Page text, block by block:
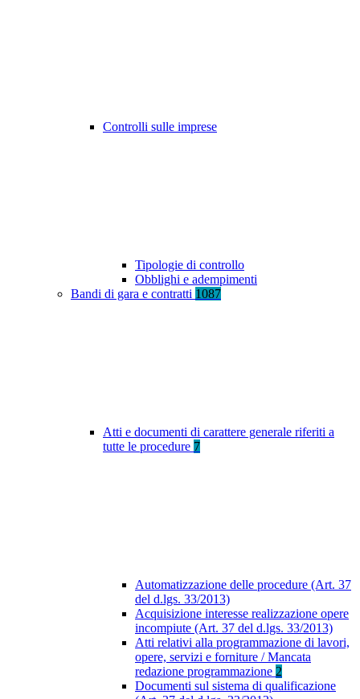
Controlli sulle imprese
Tipologie di controllo
Obblighi e adempimenti
Bandi di gara e contratti 1087
Atti e documenti di carattere generale riferiti a
tutte le procedure 7
Automatizzazione delle procedure (Art. 37
del d.lgs. 33/2013)
Acquisizione interesse realizzazione opere
incompiute (Art. 37 del d.lgs. 33/2013)
Atti relativi alla programmazione di lavori,
opere, servizi e forniture / Mancata
redazione programmazione 2
Documenti sul sistema di qualificazione